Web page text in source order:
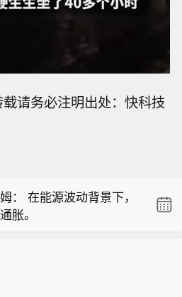
载请务必注明出处：快科技
： 在能源波动背景下，
胀。